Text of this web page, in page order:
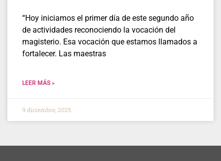
“Hoy iniciamos el primer día de este segundo año
de actividades reconociendo la vocación del
magisterio. Esa vocación que estamos llamados a
fortalecer. Las maestras
LEER MÁS »
9 diciembre, 2025